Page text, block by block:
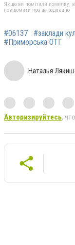
Якщо ви помітили помилку,
повідомити про це редакцію
#06137 #заклади
#Приморська ОТГ
Наталья
Авторизируйтесь,